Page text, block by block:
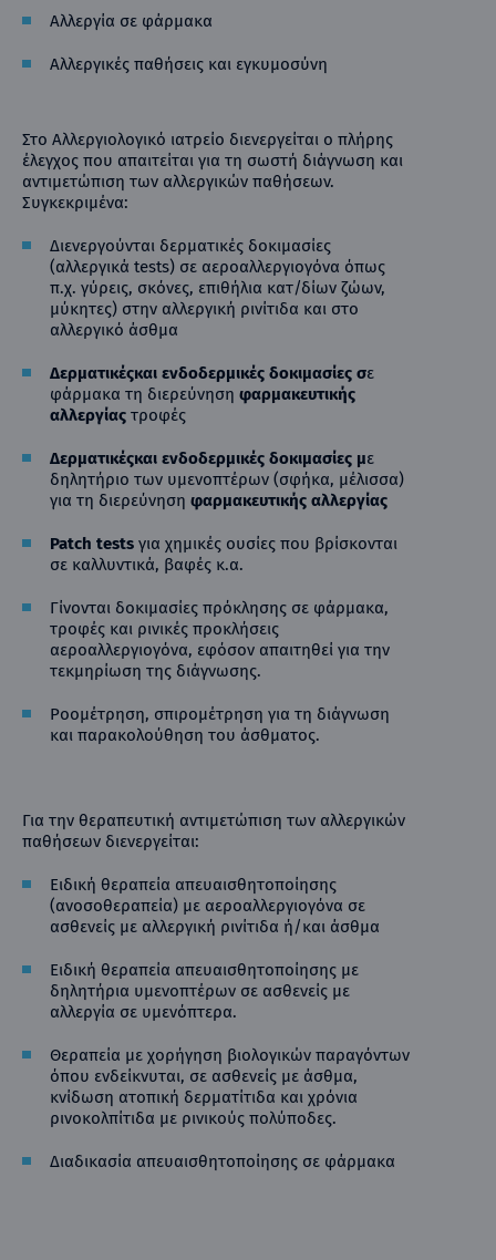
Αλλεργία σε φάρμακα
Αλλεργικές παθήσεις και εγκυμοσύνη
Στο Αλλεργιολογικό ιατρείο διενεργείται ο πλήρης
έλεγχος που απαιτείται για τη σωστή διάγνωση και
αντιμετώπιση των αλλεργικών παθήσεων.
Συγκεκριμένα:
Διενεργούνται δερματικές δοκιμασίες
(αλλεργικά tests) σε αεροαλλεργιογόνα όπως
π.χ. γύρεις, σκόνες, επιθήλια κατ/δίων ζώων,
μύκητες) στην αλλεργική ρινίτιδα και στο
αλλεργικό άσθμα
Δερματικέςκαι ενδοδερμικές δοκιμασίες σε
φάρμακα τη διερεύνηση φαρμακευτικής
αλλεργίας τροφές
Δερματικέςκαι ενδοδερμικές δοκιμασίες με
δηλητήριο των υμενοπτέρων (σφήκα, μέλισσα)
για τη διερεύνηση φαρμακευτικής αλλεργίας
Patch tests για χημικές ουσίες που βρίσκονται
σε καλλυντικά, βαφές κ.α.
Γίνονται δοκιμασίες πρόκλησης σε φάρμακα,
τροφές και ρινικές προκλήσεις
αεροαλλεργιογόνα, εφόσον απαιτηθεί για την
τεκμηρίωση της διάγνωσης.
Ροομέτρηση, σπιρομέτρηση για τη διάγνωση
και παρακολούθηση του άσθματος.
Για την θεραπευτική αντιμετώπιση των αλλεργικών
παθήσεων διενεργείται:
Ειδική θεραπεία απευαισθητοποίησης
(ανοσοθεραπεία) με αεροαλλεργιογόνα σε
ασθενείς με αλλεργική ρινίτιδα ή/και άσθμα
Ειδική θεραπεία απευαισθητοποίησης με
δηλητήρια υμενοπτέρων σε ασθενείς με
αλλεργία σε υμενόπτερα.
Θεραπεία με χορήγηση βιολογικών παραγόντων
όπου ενδείκνυται, σε ασθενείς με άσθμα,
κνίδωση ατοπική δερματίτιδα και χρόνια
ρινοκολπίτιδα με ρινικούς πολύποδες.
Διαδικασία απευαισθητοποίησης σε φάρμακα